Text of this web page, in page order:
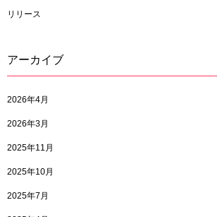
リリース
アーカイブ
2026年4月
2026年3月
2025年11月
2025年10月
2025年7月